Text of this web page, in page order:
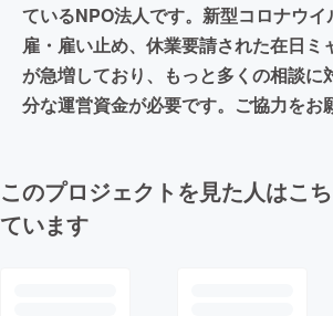
ているNPO法人です。新型コロナウ
雇・雇い止め、休業要請された在日ミ
が急増しており、もっと多くの相談に
分な運営資金が必要です。ご協力をお
このプロジェクトを見た人はこ
ています